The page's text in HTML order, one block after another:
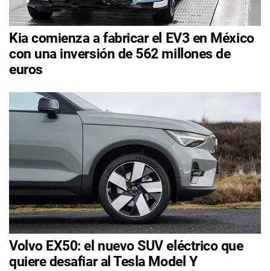
Kia comienza a fabricar el EV3 en México
con una inversión de 562 millones de
euros
Volvo EX50: el nuevo SUV eléctrico que
quiere desafiar al Tesla Model Y